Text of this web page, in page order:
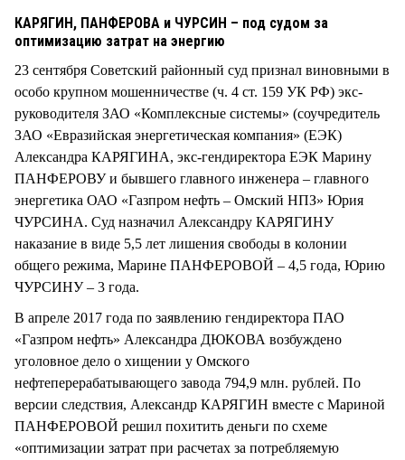
КАРЯГИН, ПАНФЕРОВА и ЧУРСИН – под судом за
оптимизацию затрат на энергию
23 сентября Советский районный суд признал виновными в
особо крупном мошенничестве (ч. 4 ст. 159 УК РФ) экс-
руководителя ЗАО «Комплексные системы» (соучредитель
ЗАО «Евразийская энергетическая компания» (ЕЭК)
Александра КАРЯГИНА, экс-гендиректора ЕЭК Марину
ПАНФЕРОВУ и бывшего главного инженера – главного
энергетика ОАО «Газпром нефть – Омский НПЗ» Юрия
ЧУРСИНА. Суд назначил Александру КАРЯГИНУ
наказание в виде 5,5 лет лишения свободы в колонии
общего режима, Марине ПАНФЕРОВОЙ – 4,5 года, Юрию
ЧУРСИНУ – 3 года.
В апреле 2017 года по заявлению гендиректора ПАО
«Газпром нефть» Александра ДЮКОВА возбуждено
уголовное дело о хищении у Омского
нефтеперерабатывающего завода 794,9 млн. рублей. По
версии следствия, Александр КАРЯГИН вместе с Мариной
ПАНФЕРОВОЙ решил похитить деньги по схеме
«оптимизации затрат при расчетах за потребляемую